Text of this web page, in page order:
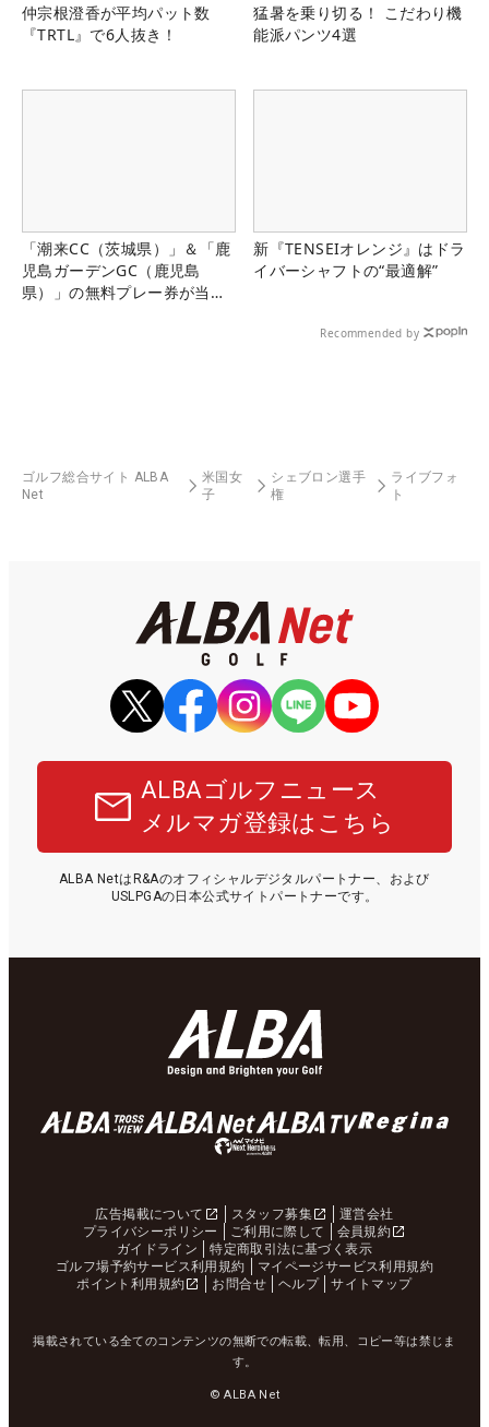
仲宗根澄香が平均パット数
『TRTL』で6人抜き！
猛暑を乗り切る！ こだわり機
能派パンツ4選
「潮来CC（茨城県）」＆「鹿
児島ガーデンGC（鹿児島
県）」の無料プレー券が当た
新『TENSEIオレンジ』はドラ
イバーシャフトの“最適解”
Recommended by
ゴルフ総合サイト ALBA
Net
米国女
子
シェブロン選手
権
ライブフォ
ト
ALBAゴルフニュース
メルマガ登録はこちら
ALBA NetはR&Aのオフィシャルデジタルパートナー、および
USLPGAの日本公式サイトパートナーです。
広告掲載について スタッフ募集
運営会社
プライバシーポリシー
ご利用に際して
会員規約
ガイドライン
特定商取引法に基づく表示
ゴルフ場予約サービス利用規約
マイページサービス利用規約
ポイント利用規約
お問合せ ヘルプ サイトマップ
掲載されている全てのコンテンツの無断での転載、転用、コピー等は禁じま
す。
© ALBA Net